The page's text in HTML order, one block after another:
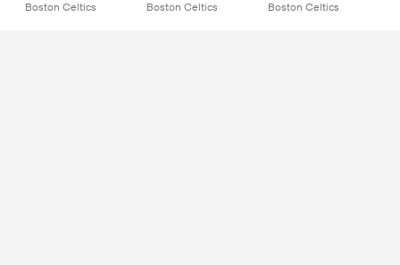
Boston Celtics Boston Celtics Boston Celtics